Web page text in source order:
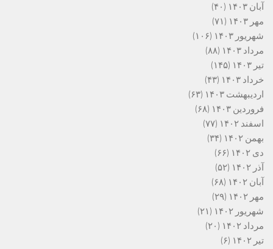
آبان ۱۴۰۳
(۴۰)
مهر ۱۴۰۳
(۷۱)
شهریور ۱۴۰۳
(۱۰۶)
مرداد ۱۴۰۳
(۸۸)
تیر ۱۴۰۳
(۱۴۵)
خرداد ۱۴۰۳
(۴۳)
اردیبهشت ۱۴۰۳
(۶۳)
فروردین ۱۴۰۳
(۶۸)
اسفند ۱۴۰۲
(۷۷)
بهمن ۱۴۰۲
(۳۴)
دی ۱۴۰۲
(۶۶)
آذر ۱۴۰۲
(۵۲)
آبان ۱۴۰۲
(۶۸)
مهر ۱۴۰۲
(۲۹)
شهریور ۱۴۰۲
(۲۱)
مرداد ۱۴۰۲
(۲۰)
تیر ۱۴۰۲
(۶)